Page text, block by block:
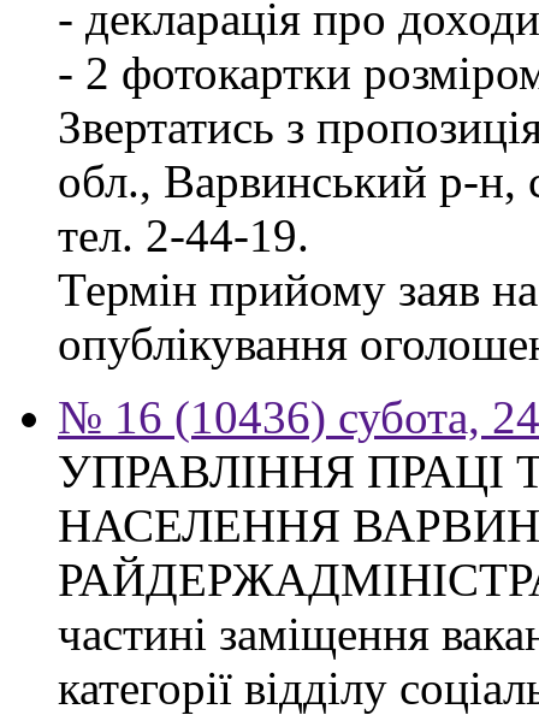
- декларація про
- 2 фотокартки
Звертатись з
обл., Варвинський р-н,
тел. 2-44-19.
Термін прийому заяв
опублікування
№ 16 (10436) субота,
УПРАВЛІННЯ ПРАЦІ
НАСЕЛЕННЯ
частині заміщення
категорії відділу